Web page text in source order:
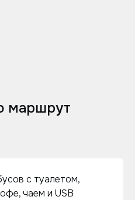
маршрут
с туалетом,
чаем и USB